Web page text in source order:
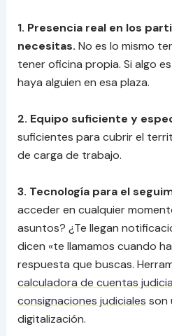
1. Presencia real en los
necesitas. No es lo mismo
tener oficina propia. Si algo
haya alguien en esa plaza.
2. Equipo suficiente y
suficientes para cubrir el
de carga de trabajo.
3. Tecnología para el
acceder en cualquier
asuntos? ¿Te llegan
dicen «te llamamos cuando
respuesta que buscas.
calculadora de cuentas
consignaciones judiciales son
digitalización.